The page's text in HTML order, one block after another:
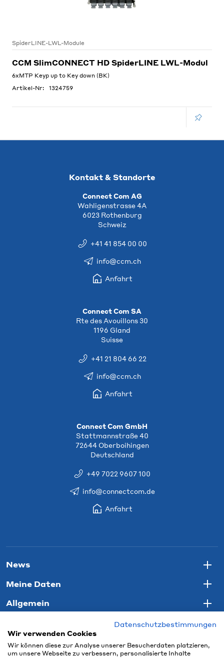
SpiderLINE-LWL-Module
CCM SlimCONNECT HD SpiderLINE LWL-Modul
6xMTP Keyp up to Key down (BK)
Artikel-Nr:
1324759
Kontakt & Standorte
Connect Com AG
Wahligenstrasse 4A
6023 Rothenburg
Schweiz
+41 41 854 00 00
info@ccm.ch
Anfahrt
Connect Com SA
Rte des Avouillons 30
1196 Gland
Suisse
+41 21 804 66 22
info@ccm.ch
Anfahrt
Connect Com GmbH
Stattmannstraße 40
72644 Oberboihingen
Deutschland
+49 7022 9607 100
info@connectcom.de
Anfahrt
News
Meine Daten
Allgemein
Datenschutzbestimmungen
Wir verwenden Cookies
Wir können diese zur Analyse unserer Besucherdaten platzieren,
um unsere Webseite zu verbessern, personalisierte Inhalte